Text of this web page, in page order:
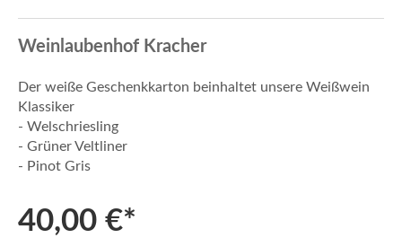
Weinlaubenhof Kracher
Der weiße Geschenkkarton beinhaltet unsere Weißwein
Klassiker
- Welschriesling
- Grüner Veltliner
- Pinot Gris
40,00 €*